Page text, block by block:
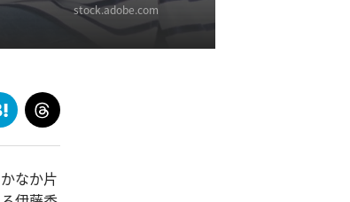
stock.adobe.com
なか片